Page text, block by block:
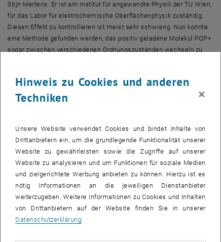
Stijn Mertens. Er ist am Institut für angewandte Physik der TU Wien,
für das Labor für elektrochemische Oberflächenphysik zuständig.
Diesen Effekt zu kontrollieren ist meist sehr schwierig. Nun konnte
eine Methode gefunden werden, das positiv geladene Molekül PQP+
sogar zwischen verschiedenen Ordnungszuständen wechseln zu
Die Moleküle werden auf einer ebenen Goldfläche aufgebracht und
dann mit einer Elektrolytlösung bedeckt. Zwischen dem
stärker der Golduntergrund negativ aufgeladen wird, umso mehr
PQP+ Moleküle können sich pro Fläche anlagern. Daher können sich
je nach elektrischer Spannung unterschiedliche geordnete Muster
ergeben. „Je höher die Ladung im Gold, umso dichter wird die
Überdeckung mit den PQP+ Molekülen“, erklärt Stijn Mertens. „Bei all
diesen Beispielen von Selbstorganisation legt die chemische
Struktur der Bausteine bereits fest, welche Anordnungen in der
Ebene möglich sind.“
Hinweis zu Cookies und anderen
Techniken
×
Unsere Website verwendet Cookies und bindet Inhalte von
Drittanbietern ein, um die grundlegende Funktionalität unserer
Website zu gewährleisten sowie die Zugriffe auf unserer
Website zu analysieren und um Funktionen für soziale Medien
und zielgerichtete Werbung anbieten zu können. Hierzu ist es
nötig Informationen an die jeweiligen Dienstanbieter
weiterzugeben. Weitere Informationen zu Cookies und Inhalten
von Drittanbietern auf der Website finden Sie in unserer
Datenschutzerklärung.